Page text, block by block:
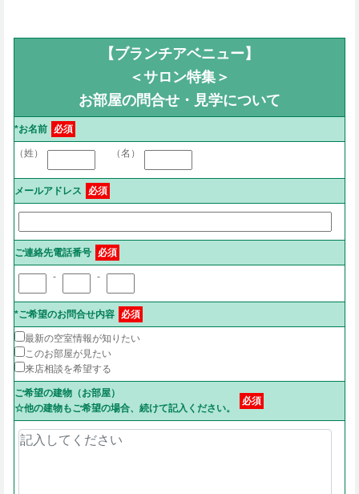
【ブランチアベニュー】
＜サロン特集＞
お部屋の問合せ・見学について
*お名前 必須
（姓） （名）
メールアドレス 必須
ご連絡先電話番号 必須
- -
*ご希望のお問合せ内容 必須
最新の空室情報が知りたい
このお部屋が見たい
来店相談を希望する
ご希望の建物（お部屋）
☆他の建物もご希望の場合、続けて記入ください。
必須